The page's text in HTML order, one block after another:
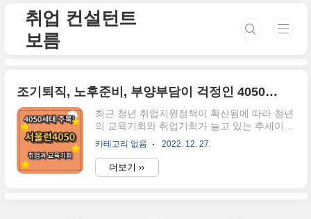
취업 컨설턴트
보름
조기퇴직, 노후준비, 부양부담이 걱정인 4050세대를 위한 서울런 4050을 여섯가지로 압축해서 알아보자
최근 청년 취업지원정책이 확산됨에 따라 청년
의 교육기회와 취업기회가 늘고 있는 추세이긴
하지만, 여전히 실업률은 그대로인 것이 안타
까운 현실인데요. 그런데 더 큰 문제점이 생기
고 있다는 사실, 다들 알고 계신가요? 그 문제
는 노인일자리, 중장년일자리도 청년일자리만
카테고리 없음 2022. 12. 27.
더보기 ››